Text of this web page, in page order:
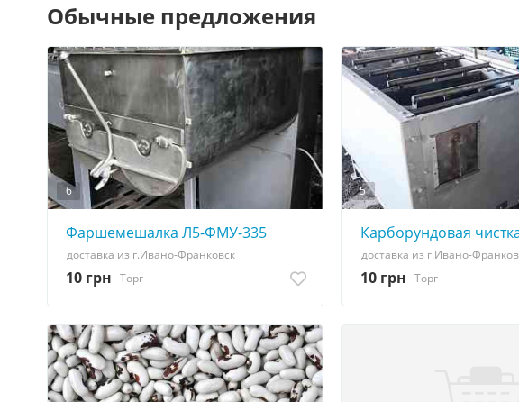
Обычные предложения
6
Фаршемешалка Л5-ФМУ-335
доставка из г.Ивано-Франковск
10 грн Торг
5
Карборундовая
доставка из г.Ивано-
10 грн Торг